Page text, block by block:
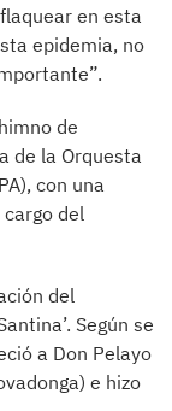
en esta
epidemia, no
de
de la Orquesta
con una
del
del
Según se
a Don Pelayo
e hizo